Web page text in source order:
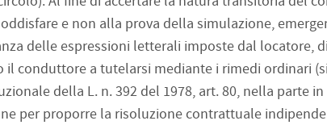
e non alla prova della simulazione,
delle espressioni letterali imposte dal locatore,
il conduttore a tutelarsi mediante i rimedi ordinari
della L. n. 392 del 1978, art. 80, nella parte
per proporre la risoluzione contrattuale